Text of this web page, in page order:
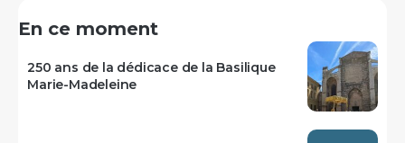
En ce moment
250 ans de la dédicace de la Basilique
Marie-Madeleine